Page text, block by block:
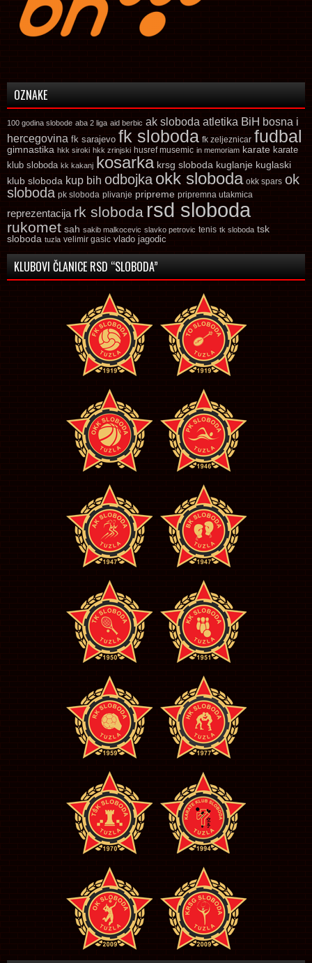
OZNAKE
100 godina slobode aba 2 liga aid berbic ak sloboda atletika BiH bosna i
hercegovina fk sarajevo fk sloboda fk zeljeznicar fudbal
gimnastika hkk siroki hkk zrinjski husref musemic in memoriam karate karate
klub sloboda kk kakanj kosarka krsg sloboda kuglanje kuglaski
klub sloboda kup bih odbojka okk sloboda okk spars ok
sloboda pk sloboda plivanje pripreme pripremna utakmica
reprezentacija rk sloboda rsd sloboda
rukomet sah sakib malkocevic slavko petrovic tenis tk sloboda tsk
sloboda tuzla velimir gasic vlado jagodic
KLUBOVI ČLANICE RSD “SLOBODA”